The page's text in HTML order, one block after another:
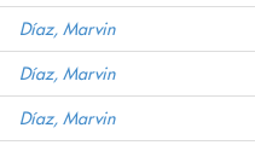
Díaz, Marvin
Díaz, Marvin
Díaz, Marvin